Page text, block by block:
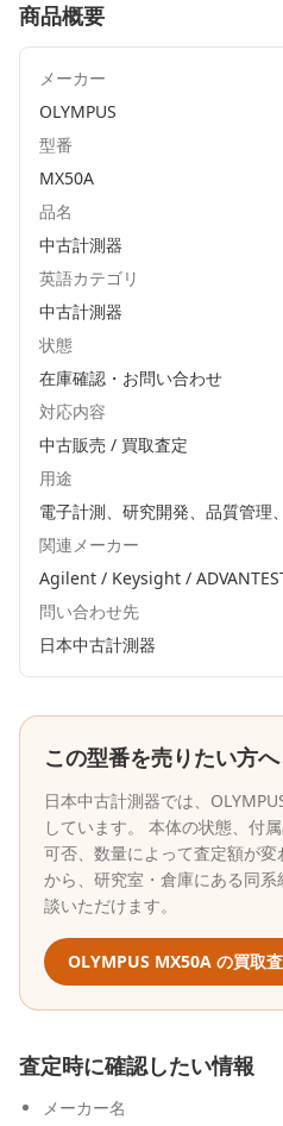
商品概要
メーカー
OLYMPUS
型番
MX50A
品名
中古計測器
英語カテゴリ
中古計測器
状態
在庫確認・お問い合わせ
対応内容
中古販売 / 買取査定
用途
電子計測、研究開発、品質管理
関連メーカー
Agilent / Keysight /
問い合わせ先
日本中古計測器
この型番を売りたい方へ
日本中古計測器では、
しています。 本体の状態、付
可否、数量によって査定額が
から、研究室・倉庫にある同
談いただけます。
OLYMPUS MX50A の買取
査定時に確認したい情報
メーカー名